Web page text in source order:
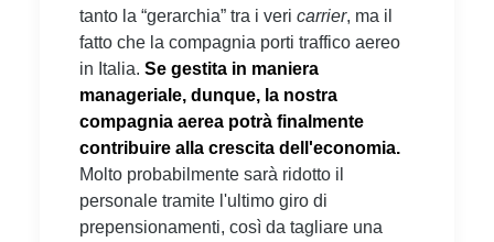
tanto la “gerarchia” tra i veri carrier, ma il
fatto che la compagnia porti traffico aereo
in Italia. Se gestita in maniera
manageriale, dunque, la nostra
compagnia aerea potrà finalmente
contribuire alla crescita dell'economia.
Molto probabilmente sarà ridotto il
personale tramite l'ultimo giro di
prepensionamenti, così da tagliare una